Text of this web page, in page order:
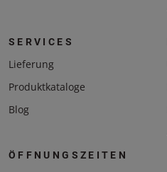
SERVICES
Lieferung
Produktkataloge
Blog
ÖFFNUNGSZEITEN